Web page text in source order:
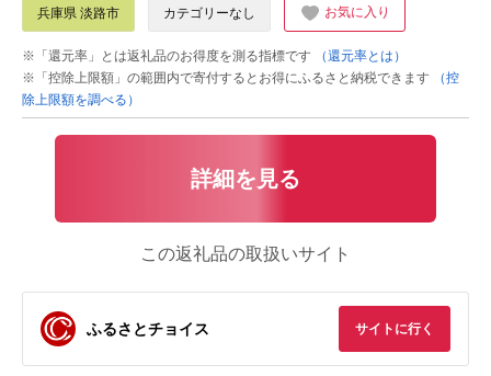
兵庫県 淡路市 カテゴリーなし お気に入り
※「還元率」とは返礼品のお得度を測る指標です
（還元率とは）
※「控除上限額」の範囲内で寄付するとお得にふるさと納税できます
（控
除上限額を調べる）
詳細を見る
この返礼品の取扱いサイト
ふるさとチョイス サイトに行く